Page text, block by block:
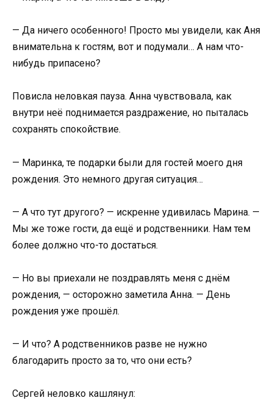
— Да ничего особенного! Просто мы увидели, как Аня
внимательна к гостям, вот и подумали… А нам что-
нибудь припасено?
Повисла неловкая пауза. Анна чувствовала, как
внутри неё поднимается раздражение, но пыталась
сохранять спокойствие.
— Маринка, те подарки были для гостей моего дня
рождения. Это немного другая ситуация…
— А что тут другого? — искренне удивилась Марина. —
Мы же тоже гости, да ещё и родственники. Нам тем
более должно что-то достаться.
— Но вы приехали не поздравлять меня с днём
рождения, — осторожно заметила Анна. — День
рождения уже прошёл.
— И что? А родственников разве не нужно
благодарить просто за то, что они есть?
Сергей неловко кашлянул: